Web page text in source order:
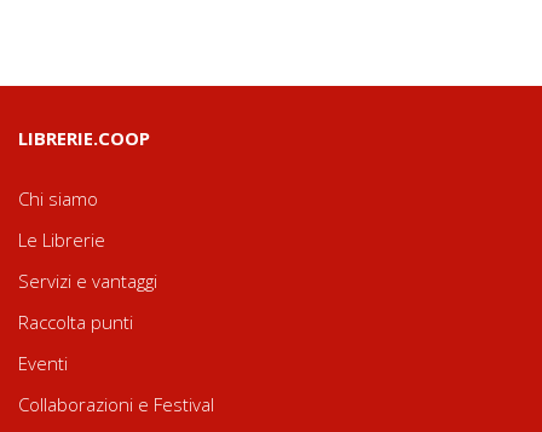
LIBRERIE.COOP
Chi siamo
Le Librerie
Servizi e vantaggi
Raccolta punti
Eventi
Collaborazioni e Festival